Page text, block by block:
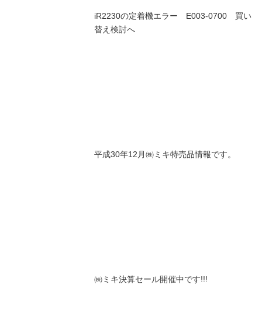
iR2230の定着機エラー E003-0700 買い
替え検討へ
平成30年12月㈱ミキ特売品情報です。
㈱ミキ決算セール開催中です!!!